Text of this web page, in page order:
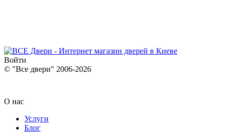
Войти
© "Все двери" 2006-2026
О нас
Услуги
Блог